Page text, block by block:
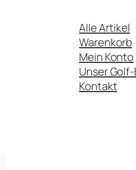
Alle Artikel
Warenkorb
Mein Konto
Unser
Kontakt